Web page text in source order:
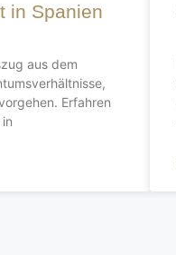
in Spanien
aus dem
Erfahren